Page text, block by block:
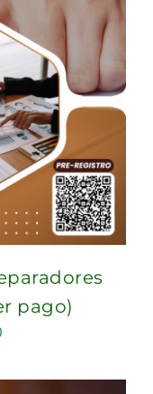
pago)
is: